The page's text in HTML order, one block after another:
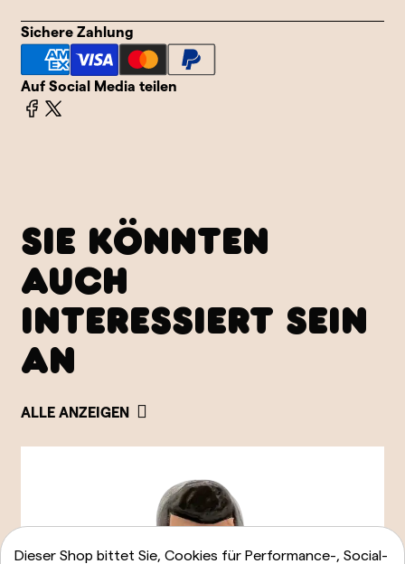
Sichere Zahlung
Auf Social Media teilen
SIE KÖNNTEN
AUCH
INTERESSIERT SEIN
AN
ALLE ANZEIGEN
Dieser Shop bittet Sie, Cookies für Performance-, Social-